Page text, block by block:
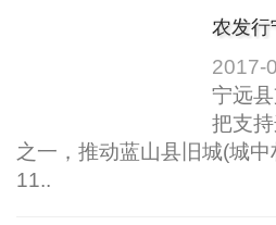
农发行
2017-
宁远
把支
之一，推动蓝山县旧城(城
11..